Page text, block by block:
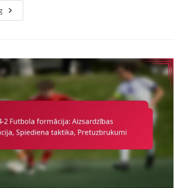
3-
1-
Komandu
Analīze,
Gadījumu
Ieviešana